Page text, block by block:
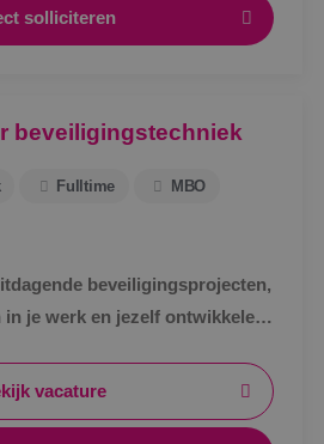
solliciteren
beveiligingstechniek
Fulltime MBO
beveiligingsprojecten,
je werk en jezelf ontwikkelen
vacature